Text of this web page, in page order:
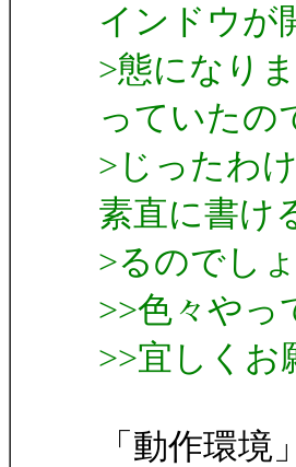
インドウが
>態になり
っていたの
>じったわ
素直に書け
>るのでし
>>色々やっ
>>宜しくお
「動作環